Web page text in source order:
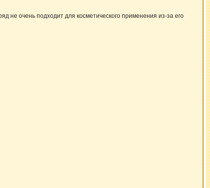
не очень подходит для косметического применения из-за его